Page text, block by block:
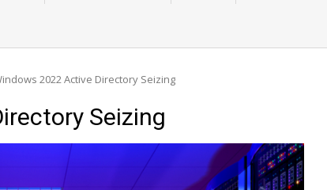
2022 Active Directory Seizing
Seizing